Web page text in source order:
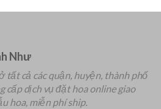
Như
tất cả các quận, huyện, thành phố
cấp dịch vụ đặt hoa online giao
hoa, miễn phí ship.